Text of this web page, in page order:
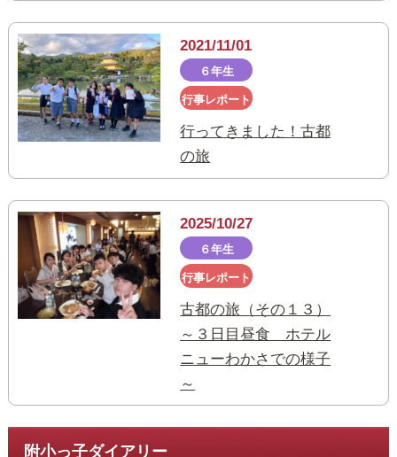
附小っ子ダイアリー
2021/11/01
６年生
行事レポート
行ってきました！古都
の旅
2025/10/27
６年生
行事レポート
古都の旅（その１３）
～３日目昼食 ホテル
ニューわかさでの様子
～